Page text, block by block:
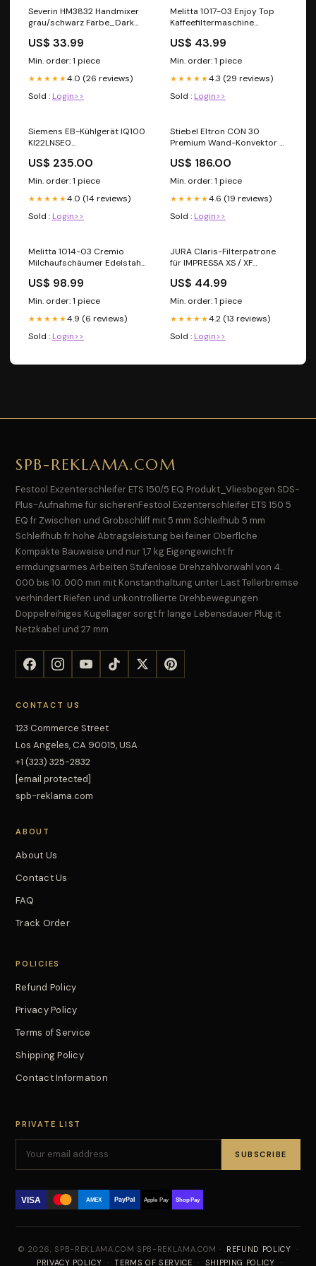
Severin HM3832 Handmixer
grau/schwarz Farbe_Dark
US$ 33.99
Min. order: 1 piece
★★★★★4.0 (26 reviews)
Sold : Login>>
Melitta 1017-03 Enjoy Top
Kaffeefiltermaschine
US$ 43.99
Min. order: 1 piece
★★★★★4.3 (29 reviews)
Sold : Login>>
Siemens EB-Kühlgerät IQ100
KI22LNSE0
Lockenstyler
US$ 235.00
Min. order: 1 piece
★★★★★4.0 (14 reviews)
Sold : Login>>
Stiebel Eltron CON 30
Premium Wand-Konvektor 3
iQ300 ED811BGA6
(ED811BS16E+HZ9VDSB4)
US$ 186.00
Min. order: 1 piece
★★★★★4.6 (19 reviews)
Sold : Login>>
Melitta 1014-03 Cremio
Milchaufschäumer Edelstahl
US$ 98.99
Min. order: 1 piece
★★★★★4.9 (6 reviews)
Sold : Login>>
JURA Claris-Filterpatrone
für IMPRESSA XS / XF
US$ 44.99
Min. order: 1 piece
★★★★★4.2 (13 reviews)
Sold : Login>>
SPB-REKLAMA.COM
Festool Exzenterschleifer ETS 150/5 EQ Produkt_Vliesbogen SDS-
Plus-Aufnahme für sicherenFestool Exzenterschleifer ETS 150 5
EQ fr Zwischen und Grobschliff mit 5 mm Schleifhub 5 mm
Schleifhub fr hohe Abtragsleistung bei feiner Oberflche
Kompakte Bauweise und nur 1,7 kg Eigengewicht fr
ermdungsarmes Arbeiten Stufenlose Drehzahlvorwahl von 4.
000 bis 10. 000 min mit Konstanthaltung unter Last Tellerbremse
verhindert Riefen und unkontrollierte Drehbewegungen
Doppelreihiges Kugellager sorgt fr lange Lebensdauer Plug it
Netzkabel und 27 mm
CONTACT US
123 Commerce Street
Los Angeles, CA 90015, USA
+1 (323) 325-2832
[email protected]
spb-reklama.com
ABOUT
About Us
Contact Us
FAQ
Track Order
POLICIES
Refund Policy
Privacy Policy
Terms of Service
Shipping Policy
Contact Information
PRIVATE LIST
SUBSCRIBE
VISA AMEX PayPal Apple Pay Shop Pay
© 2026, SPB-REKLAMA.COM SPB-REKLAMA.COM · REFUND POLICY ·
PRIVACY POLICY · TERMS OF SERVICE · SHIPPING POLICY ·